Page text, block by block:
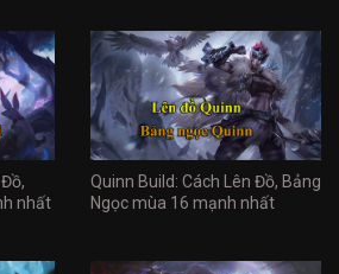
nhất
Quinn Build: Cách Lên Đồ, Bảng
Ngọc mùa 16 mạnh nhất